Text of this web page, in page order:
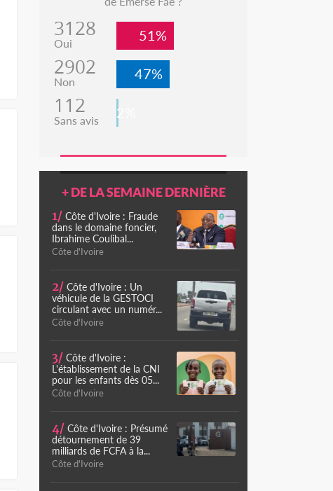
3128
Oui 51%
2902
Non 47%
112
Sans avis 2%
+ DE LA SEMAINE DERNIÈRE
1/ Côte d'Ivoire : Fraude
dans le domaine foncier,
Ibrahime Coulibal...
Côte d'Ivoire
2/ Côte d'Ivoire : Un
véhicule de la GESTOCI
circulant avec un numér...
Côte d'Ivoire
3/ Côte d'Ivoire :
L'établissement de la CNI
pour les enfants dès 05...
Côte d'Ivoire
4/ Côte d'Ivoire : Présumé
détournement de 39
milliards de FCFA à la...
Côte d'Ivoire